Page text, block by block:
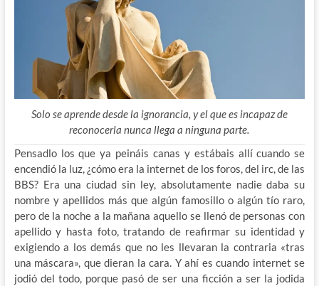
Solo se aprende desde la ignorancia, y el que es incapaz de
reconocerla nunca llega a ninguna parte.
Pensadlo los que ya peináis canas y estábais allí cuando se
encendió la luz, ¿cómo era la internet de los foros, del irc, de las
BBS? Era una ciudad sin ley, absolutamente nadie daba su
nombre y apellidos más que algún famosillo o algún tío raro,
pero de la noche a la mañana aquello se llenó de personas con
apellido y hasta foto, tratando de reafirmar su identidad y
exigiendo a los demás que no les llevaran la contraria «tras
una máscara», que dieran la cara. Y ahí es cuando internet se
jodió del todo, porque pasó de ser una ficción a ser la jodida